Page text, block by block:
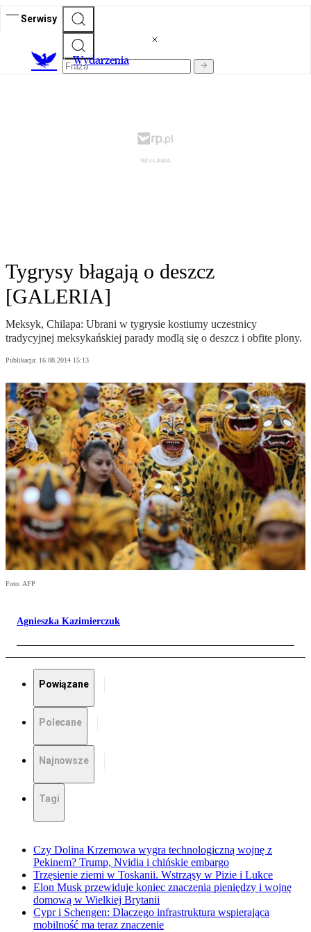
Serwisy
Wydarzenia
Tygrysy błagają o deszcz
[GALERIA]
Meksyk, Chilapa: Ubrani w tygrysie kostiumy uczestnicy
tradycyjnej meksykańskiej parady modlą się o deszcz i obfite plony.
Publikacja: 16.08.2014 15:13
Foto: AFP
Agnieszka Kazimierczuk
Powiązane
Polecane
Najnowsze
Tagi
Czy Dolina Krzemowa wygra technologiczną wojnę z
Pekinem? Trump, Nvidia i chińskie embargo
Trzęsienie ziemi w Toskanii. Wstrząsy w Pizie i Lukce
Elon Musk przewiduje koniec znaczenia pieniędzy i wojnę
domową w Wielkiej Brytanii
Cypr i Schengen: Dlaczego infrastruktura wspierająca
mobilność ma teraz znaczenie